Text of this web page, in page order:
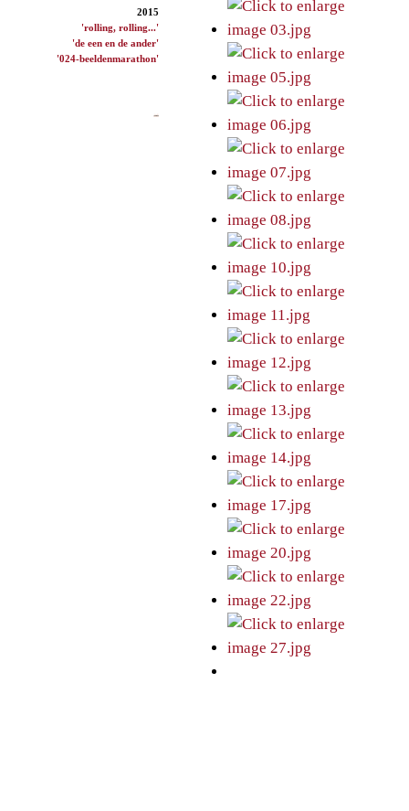
2015
'rolling, rolling...'
'de een en de ander'
'024-beeldenmarathon'